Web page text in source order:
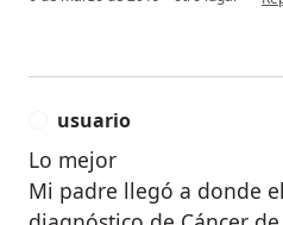
usuario
Lo mejor
Mi padre llegó a donde